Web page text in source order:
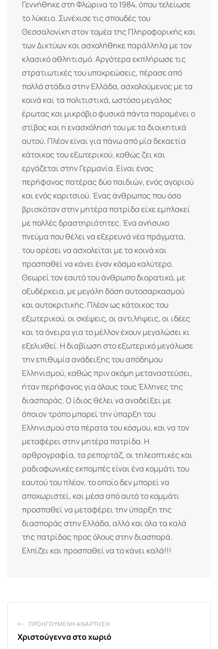
Γεννήθηκε στη Φλώρινα το 1984, όπου τελείωσε
το λύκειο. Συνέχισε τις σπουδές του
Θεσσαλονίκη στον τομέα της Πληροφορικής και
των Δικτύων και ασχολήθηκε παράλληλα με τον
κλασικό αθλητισμό. Αργότερα εκπλήρωσε τις
στρατιωτικές του υποχρεώσεις, πέρασε από
πολλά στάδια στην Ελλάδα, ασχολούμενος με τα
κοινά και τα πολιτιστικά, ωστόσο μεγάλος
έρωτας και μικρόβιο φυσικά πάντα παραμένει ο
στίβος και η ενασχόλησή του με τα διοικητικά
αυτού. Πλέον είναι για πάνω από μία δεκαετία
κάτοικος του εξωτερικού, καθώς ζει και
εργάζεται στην Γερμανία. Είναι ένας
περήφανος πατέρας δύο παιδιών, ενός αγοριού
και ενός κοριτσιού. Ένας άνθρωπος που όσο
βρισκόταν στην μητέρα πατρίδα είχε εμπλακεί
με πολλές δραστηριότητες. Ένα ανήσυχο
πνεύμα που θέλει να εξερευνά νέα πράγματα,
του αρέσει να ασχολείται με τα κοινά και
προσπαθεί να κάνει έναν κόσμο καλύτερο.
Θεωρεί τον εαυτό του άνθρωπο διορατικό, με
οξυδέρκεια, με μεγάλη δόση αυτοσαρκασμού
και αυτοκριτικής. Πλέον ως κάτοικος του
εξωτερικού, οι σκέψεις, οι αντιλήψεις, οι ιδέες
και τα όνειρα για το μέλλον έχουν μεγαλώσει κι
εξελιχθεί. Η διαβίωση στο εξωτερικό μεγάλωσε
την επιθυμία ανάδειξης του απόδημου
Ελληνισμού, καθώς πριν ακόμη μεταναστεύσει,
ήταν περήφανος για όλους τους Έλληνες της
διασποράς. Ο ίδιος θέλει να αναδείξει με
όποιον τρόπο μπορεί την ύπαρξη του
Ελληνισμού στα πέρατα του κόσμου, και να τον
μεταφέρει στην μητέρα πατρίδα. Η
αρθρογραφία, τα ρεπορτάζ, οι τηλεοπτικές και
ραδιοφωνικές εκπομπές είναι ένα κομμάτι του
εαυτού του πλέον, το οποίο δεν μπορεί να
αποχωριστεί, και μέσα από αυτό το κομμάτι
προσπαθεί να μεταφέρει την ύπαρξη της
διασποράς στην Ελλάδα, αλλά και όλα τα καλά
της πατρίδας προς όλους στην διασπορά.
Ελπίζει και προσπαθεί να το κάνει καλά!!!
ΠΡΟΗΓΟΎΜΕΝΗ ΑΝΆΡΤΗΣΗ
Χριστούγεννα στο χωριό